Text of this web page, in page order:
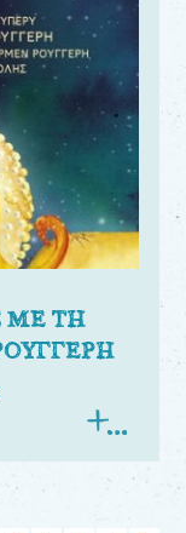
ΜΕ ΤΗ